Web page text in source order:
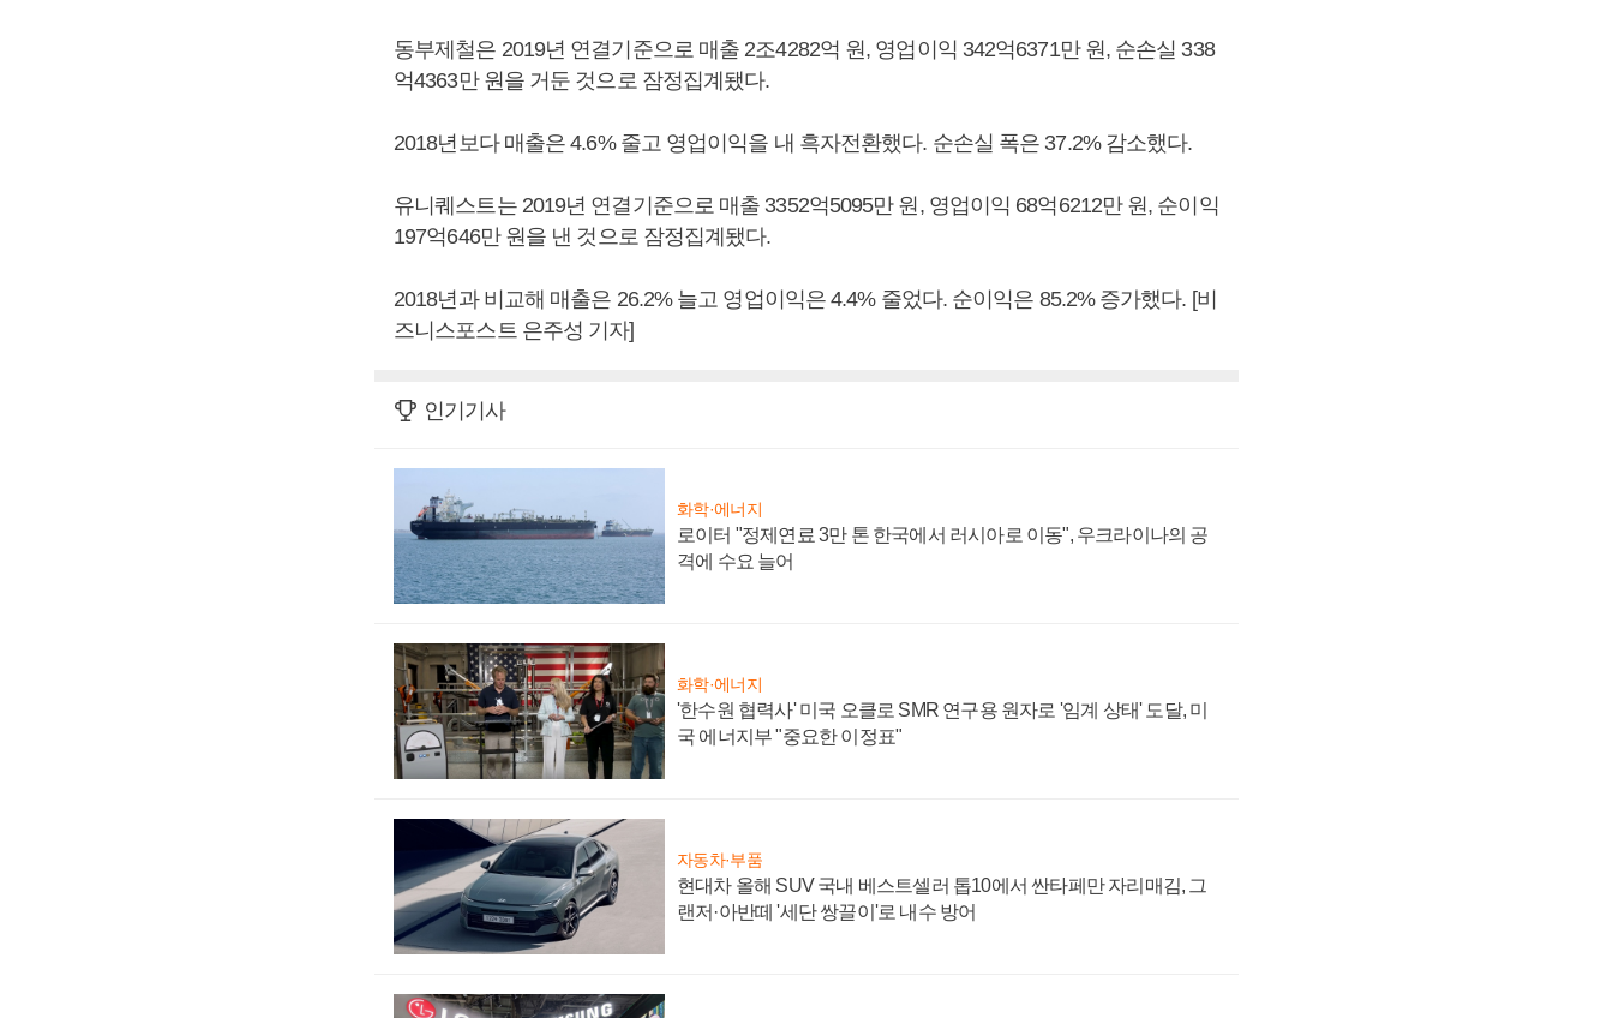
동부제철은 2019년 연결기준으로 매출 2조4282억 원, 영업이익 342억6371만 원, 순손실 338
억4363만 원을 거둔 것으로 잠정집계됐다.
2018년보다 매출은 4.6% 줄고 영업이익을 내 흑자전환했다. 순손실 폭은 37.2% 감소했다.
유니퀘스트는 2019년 연결기준으로 매출 3352억5095만 원, 영업이익 68억6212만 원, 순이익
197억646만 원을 낸 것으로 잠정집계됐다.
2018년과 비교해 매출은 26.2% 늘고 영업이익은 4.4% 줄었다. 순이익은 85.2% 증가했다. [비
즈니스포스트 은주성 기자]
인기기사
화학·에너지
로이터 "정제연료 3만 톤 한국에서 러시아로 이동", 우크라이나의 공
격에 수요 늘어
화학·에너지
'한수원 협력사' 미국 오클로 SMR 연구용 원자로 '임계 상태' 도달, 미
국 에너지부 "중요한 이정표"
자동차·부품
현대차 올해 SUV 국내 베스트셀러 톱10에서 싼타페만 자리매김, 그
랜저·아반떼 '세단 쌍끌이'로 내수 방어